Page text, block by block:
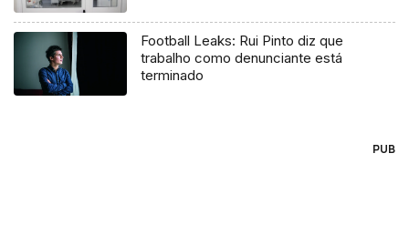
Football Leaks: Rui Pinto diz que
trabalho como denunciante está
terminado
PUB